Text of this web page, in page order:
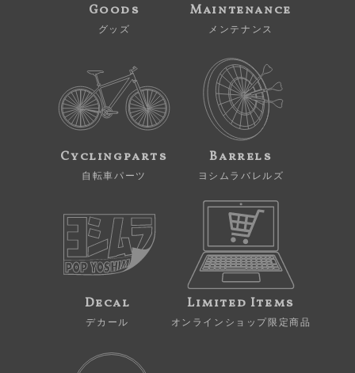
Goods
グッズ
Maintenance
メンテナンス
Cyclingparts
自転車パーツ
Barrels
ヨシムラバレルズ
Decal
デカール
Limited Items
オンラインショップ限定商品